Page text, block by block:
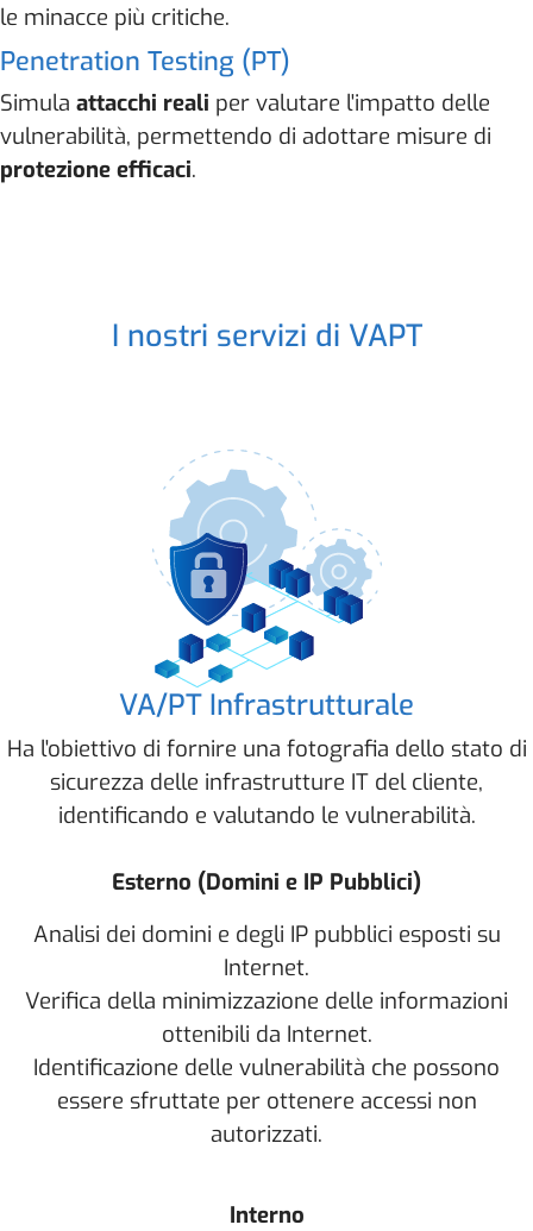
le minacce più critiche.
Penetration Testing (PT)
Simula attacchi reali per valutare l'impatto delle
vulnerabilità, permettendo di adottare misure di
protezione efficaci.
I nostri servizi di VAPT
VA/PT Infrastrutturale
Ha l'obiettivo di fornire una fotografia dello stato di
sicurezza delle infrastrutture IT del cliente,
identificando e valutando le vulnerabilità.
Esterno (Domini e IP Pubblici)
Analisi dei domini e degli IP pubblici esposti su
Internet.
Verifica della minimizzazione delle informazioni
ottenibili da Internet.
Identificazione delle vulnerabilità che possono
essere sfruttate per ottenere accessi non
autorizzati.
Interno